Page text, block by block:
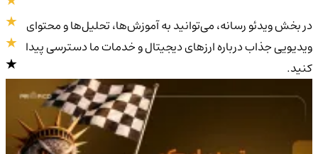
4.9/5
در بخش ویدئو رسانه، می‌توانید به آموزش‌ها، تحلیل‌ها و محتوای
ویدیویی جذاب درباره ارزهای دیجیتال و خدمات ما دسترسی پیدا
کنید.